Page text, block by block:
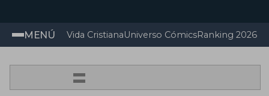
MENÚ Vida CristianaUniverso CómicsRanking 2026
=